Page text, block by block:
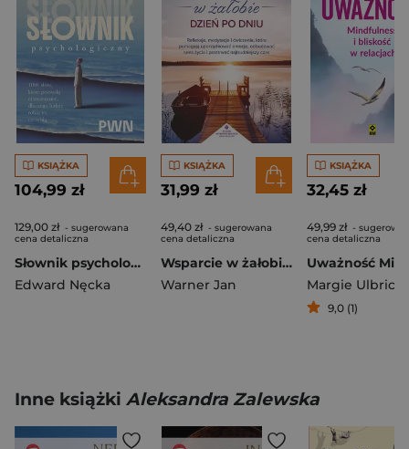
KSIĄŻKA
104,99 zł
129,00 zł - sugerowana
cena detaliczna
Słownik psychologiczny. 1001 słów, które pomogą ci zrozumieć, dlaczego ludzie robią to, co robią
Edward Nęcka
KSIĄŻKA
31,99 zł
49,40 zł - sugerowana
cena detaliczna
Wsparcie w żałobie dzień po dniu. Refleksje, medytacje i ćwiczenia, które pomagają uporządkować emocje, odbudować sens życia i przetrwać najtrudniejszy czas
Warner Jan
KSIĄŻKA
32,45 zł
49,99 zł -
cena detaliczna
Margie Ulbrick
9,0 (1)
Inne książki Aleksandra Zalewska